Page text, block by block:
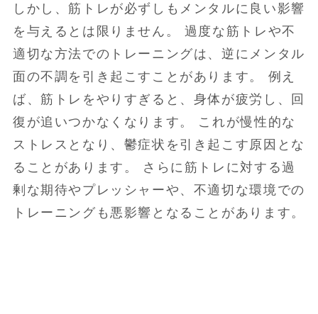
しかし、筋トレが必ずしもメンタルに良い影響
を与えるとは限りません。 過度な筋トレや不
適切な方法でのトレーニングは、逆にメンタル
面の不調を引き起こすことがあります。 例え
ば、筋トレをやりすぎると、身体が疲労し、回
復が追いつかなくなります。 これが慢性的な
ストレスとなり、鬱症状を引き起こす原因とな
ることがあります。 さらに筋トレに対する過
剰な期待やプレッシャーや、不適切な環境での
トレーニングも悪影響となることがあります。